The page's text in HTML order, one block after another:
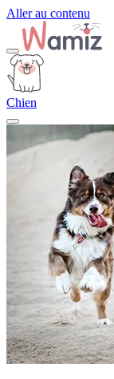
Aller au contenu
Chien